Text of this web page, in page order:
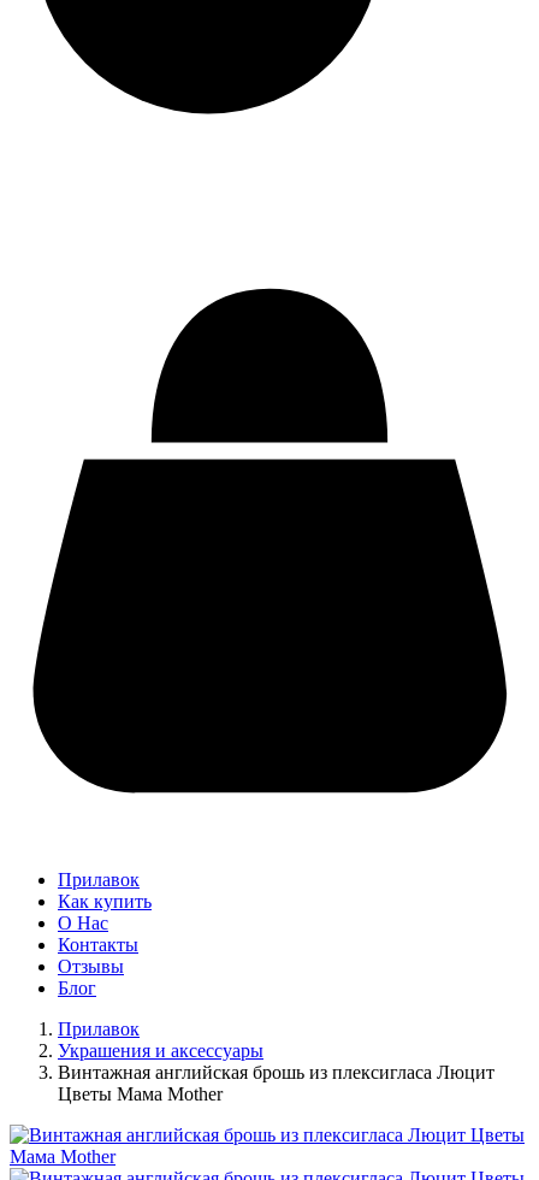
Прилавок
Как купить
О Нас
Контакты
Отзывы
Блог
Прилавок
Украшения и аксессуары
Винтажная английская брошь из плексигласа Люцит
Цветы Мама Mother